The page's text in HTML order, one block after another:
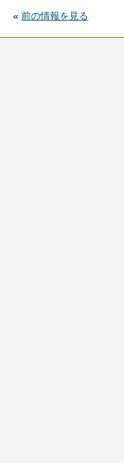
« 前の情報を見る